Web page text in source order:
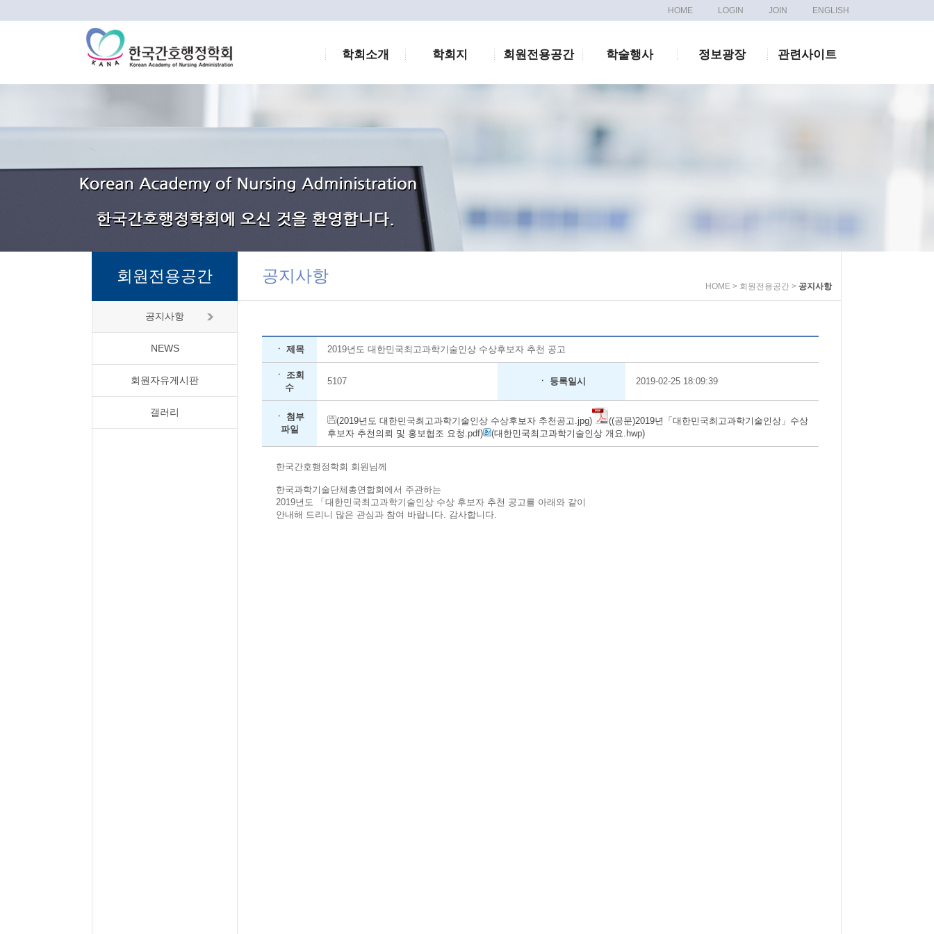
HOME LOGIN JOIN ENGLISH
학회소개 학회지 회원전용공간 학술행사 정보광장 관련사이트
회원전용공간
공지사항
NEWS
회원자유게시판
갤러리
공지사항
HOME > 회원전용공간 > 공지사항
ㆍ 제목 2019년도 대한민국최고과학기술인상 수상후보자 추천 공고
ㆍ 조회
수
5107 ㆍ 등록일시 2019-02-25 18:09:39
ㆍ 첨부
파일
(2019년도 대한민국최고과학기술인상 수상후보자 추천공고.jpg)
((공문)2019년「대한민국최고과학기술인상」수상
후보자 추천의뢰 및 홍보협조 요청.pdf)
(대한민국최고과학기술인상 개요.hwp)
한국간호행정학회 회원님께
한국과학기술단체총연합회에서 주관하는
2019년도 「대한민국최고과학기술인상 수상 후보자 추천 공고를 아래와 같이
안내해 드리니 많은 관심과 참여 바랍니다. 감사합니다.